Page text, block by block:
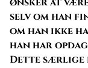
selv om han
om han ikke
han har
Dette særlige